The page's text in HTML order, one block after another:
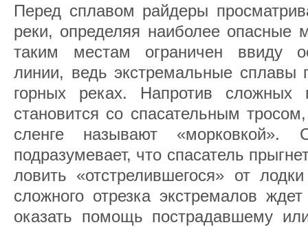
Перед сплавом райдеры
реки, определяя наиболее опасные
таким местам ограничен ввиду
линии, ведь экстремальные сплавы
горных реках. Напротив сложных
становится со спасательным
сленге называют «морковкой».
подразумевает, что спасатель
ловить «отстрелившегося» от
сложного отрезка экстремалов
оказать помощь пострадавшему